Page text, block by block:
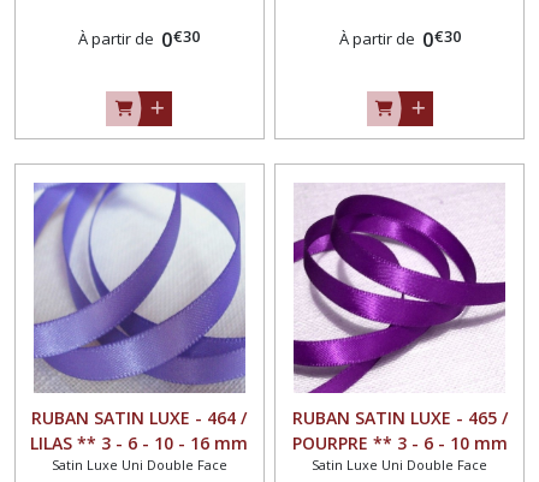
au mètre
À partir de 0€30
TEINT - vendu au mètre
À partir de 0€30
RUBAN SATIN LUXE - 464 /
LILAS ** 3 - 6 - 10 - 16 mm
au choix ** Galon double
Satin Luxe Uni Double Face
RUBAN SATIN LUXE - 465 /
POURPRE ** 3 - 6 - 10 mm
au choix ** Galon double
Satin Luxe Uni Double Face